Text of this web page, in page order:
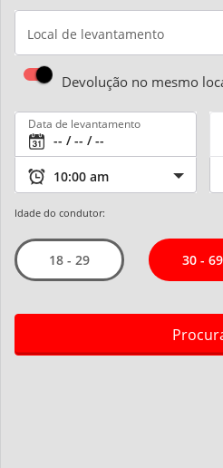
Local de levantamento
Devolução no mesmo
Data de levantamento
Idade do condutor:
18 - 29 30 - 69